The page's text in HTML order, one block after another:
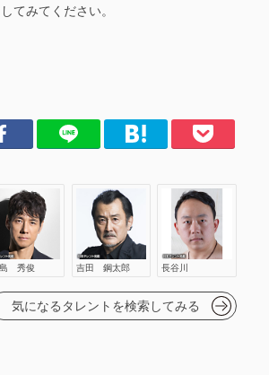
てみてください。
はてブ Pocket
秀俊 吉田 鋼太郎 長谷川
長谷川
気になるタレントを検索してみる